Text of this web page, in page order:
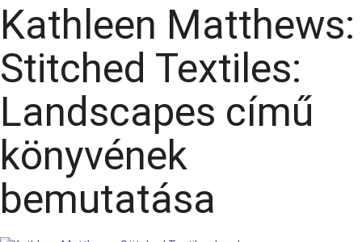
Kathleen Matthews:
Stitched Textiles:
Landscapes című
könyvének
bemutatása